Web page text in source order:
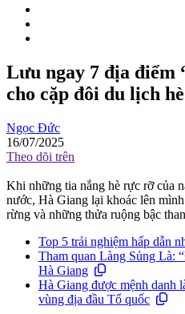
Lưu ngay 7 địa điểm
cho cặp đôi du lịch
Ngọc Đức
16/07/2025
Theo dõi trên
Khi những tia nắng hè rực rỡ của
nước, Hà Giang lại khoác lên
rừng và những thửa ruộng bậc
Top 5 trải nghiệm hấp dẫn
Tham quan Làng Sủng Là:
Hà Giang
Hà Giang được mệnh danh
vùng địa đầu Tổ quốc